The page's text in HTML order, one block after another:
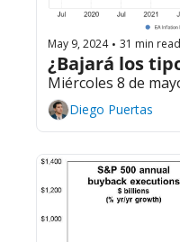
May 9, 2024 • 31 min read
¿Bajará los
Miércoles 8 de
Diego Puertas